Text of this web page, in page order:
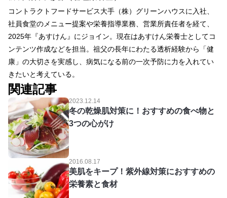
コントラクトフードサービス大手（株）グリーンハウスに入社、
社員食堂のメニュー提案や栄養指導業務、営業所責任者を経て、
2025年『あすけん』にジョイン。現在はあすけん栄養士としてコ
ンテンツ作成などを担当。祖父の長年にわたる透析経験から「健
康」の大切さを実感し、病気になる前の一次予防に力を入れてい
きたいと考えている。
関連記事
2023.12.14
冬の乾燥肌対策に！おすすめの食べ物と
3つの心がけ
2016.08.17
美肌をキープ！紫外線対策におすすめの
栄養素と食材